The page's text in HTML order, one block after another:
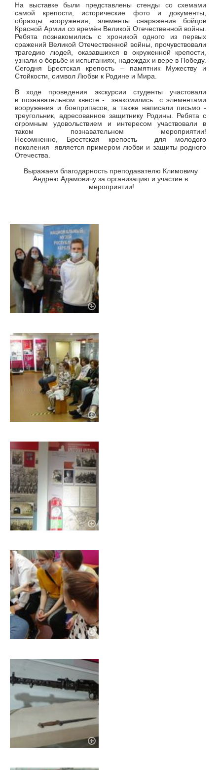
На выставке были представлены стенды со схемами
самой крепости, исторические фото и документы,
образцы вооружения, элементы снаряжения бойцов
Красной Армии со времён Великой Отечественной войны.
Ребята познакомились с хроникой одного из первых
сражений Великой Отечественной войны, прочувствовали
трагедию людей, оказавшихся в окруженной крепости,
узнали о борьбе и испытаниях, надеждах и вере в Победу.
Сегодня Брестская крепость – памятник Мужеству и
Стойкости, символ Любви к Родине и Мира.
В ходе проведения экскурсии студенты участовали
в познавательном квесте - знакомились с элементами
вооружения и боеприпасов, а также написали письмо -
треугольник, адресованное защитнику Родины. Ребята с
огромным удовольствием и интересом участвовали в
таком познавательном мероприятии!
Несомненно, Брестская крепость для молодого
поколения является примером любви и защиты родного
Отечества.
Выражаем благодарность преподавателю Климовичу
Андрею Адамовичу за организацию и участие в
мероприятии!